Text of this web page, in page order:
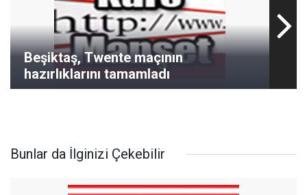
Beşiktaş, Twente maçının
hazırlıklarını tamamladı
Bunlar da İlginizi Çekebilir